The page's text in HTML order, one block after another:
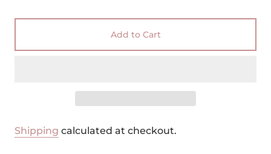
Add to Cart
Shipping calculated at checkout.